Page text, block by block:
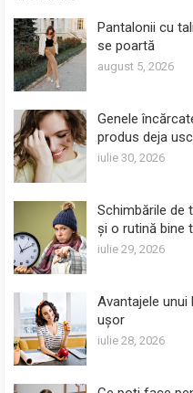
Pantalonii cu
se poartă
august 5, 2026
Genele
produs deja
iulie 30, 2026
Schimbările de
și o rutină bine
iulie 29, 2026
Avantajele
ușor
iulie 28, 2026